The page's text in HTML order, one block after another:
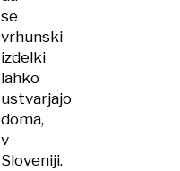
se
vrhunski
izdelki
lahko
ustvarjajo
doma,
v
Sloveniji.